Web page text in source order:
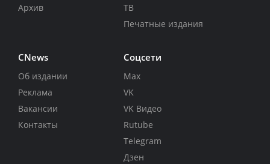
Архив
ТВ
Печатные издания
CNews
Об издании
Реклама
Вакансии
Контакты
Соцсети
Max
VK
VK Видео
Rutube
Telegram
Дзен